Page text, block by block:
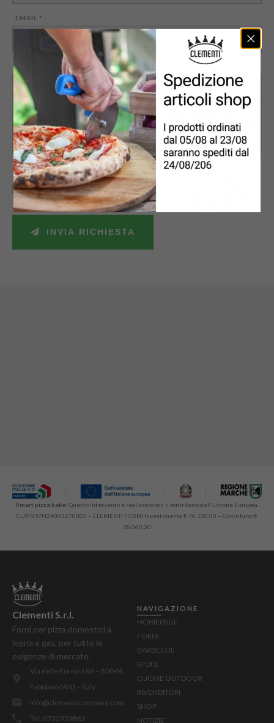
EMAIL *
MESSAGGIO
PRIVACY*
Accetto la politica sulla privacy e autorizzo il trattamento dei miei dati
personali secondo le leggi vigenti.
INVIA RICHIESTA
Smart pizza bake. Questo intervento è realizzato con il contributo dell’Unione Europea.
CUP B97H24003270007 – CLEMENTI FORNI Investimento € 76.120,00 – Contributo €
38.060,00
Clementi S.r.l.
Forni per pizza domestici a
legna e gas, per tutte le
esigenze di mercato.
Via delle Fornaci 86 – 60044
Fabriano (AN) – Italy
info@clementicompany.com
Tel. 0732959862
NAVIGAZIONE
HOMEPAGE
FORNI
BARBECUE
STUFE
CUCINE OUTDOOR
RIVENDITORI
SHOP
NOTIZIE